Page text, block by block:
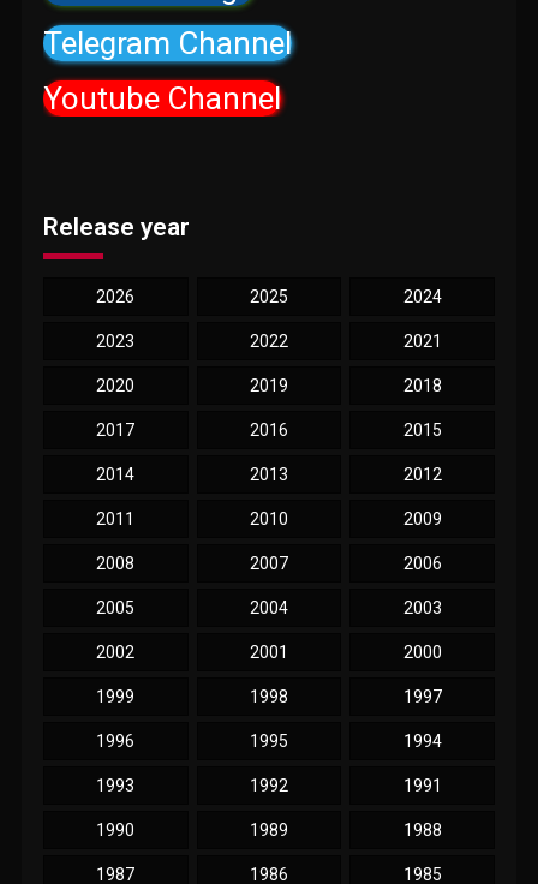
Telegram Channel
Youtube Channel
Release year
2026 2025 2024
2023 2022 2021
2020 2019 2018
2017 2016 2015
2014 2013 2012
2011 2010 2009
2008 2007 2006
2005 2004 2003
2002 2001 2000
1999 1998 1997
1996 1995 1994
1993 1992 1991
1990 1989 1988
1987 1986 1985